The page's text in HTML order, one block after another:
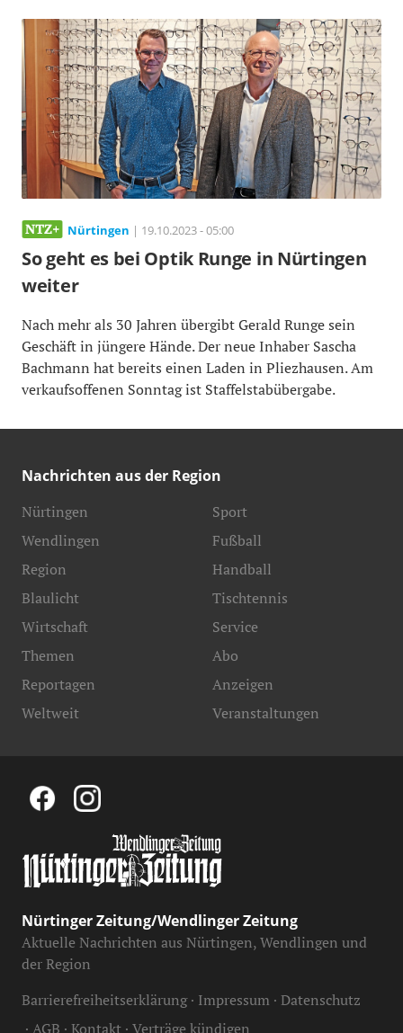
Nürtingen | 19.10.2023 - 05:00
So geht es bei Optik Runge in Nürtingen
weiter
Nach mehr als 30 Jahren übergibt Gerald Runge sein
Geschäft in jüngere Hände. Der neue Inhaber Sascha
Bachmann hat bereits einen Laden in Pliezhausen. Am
verkaufsoffenen Sonntag ist Staffelstabübergabe.
Nachrichten aus der Region
Nürtingen
Wendlingen
Region
Blaulicht
Sport
Fußball
Handball
Tischtennis
Wirtschaft
Themen
Reportagen
Weltweit
Service
Abo
Anzeigen
Veranstaltungen
Nürtinger Zeitung/Wendlinger Zeitung
Aktuelle Nachrichten aus Nürtingen, Wendlingen und
der Region
Barrierefreiheitserklärung Impressum Datenschutz
AGB Kontakt Verträge kündigen